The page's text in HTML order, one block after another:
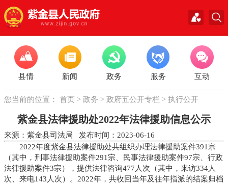
县情 新闻 政务 服务 互动
您当前的位置： 首页 > 政务 > 政府五公开专栏 > 执行公开
紫金县法律援助处2022年法律援助信息公示
来源：紫金县司法局 发布时间：2023-06-16
2022年度紫金县法律援助处共组织办理法律援助案件391宗
（其中，刑事法律援助案件291宗、民事法律援助案件97宗、行政
法律援助案件3宗），提供法律咨询477人次（其中，来访334人
次、来电143人次）。2022年，共收回当年及往年指派的结案归档